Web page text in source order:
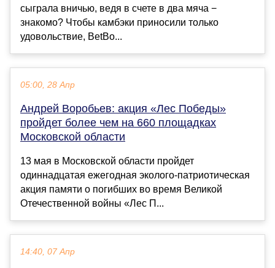
сыграла вничью, ведя в счете в два мяча −
знакомо? Чтобы камбэки приносили только
удовольствие, BetBo...
05:00, 28 Апр
Андрей Воробьев: акция «Лес Победы»
пройдет более чем на 660 площадках
Московской области
13 мая в Московской области пройдет
одиннадцатая ежегодная эколого-патриотическая
акция памяти о погибших во время Великой
Отечественной войны «Лес П...
14:40, 07 Апр